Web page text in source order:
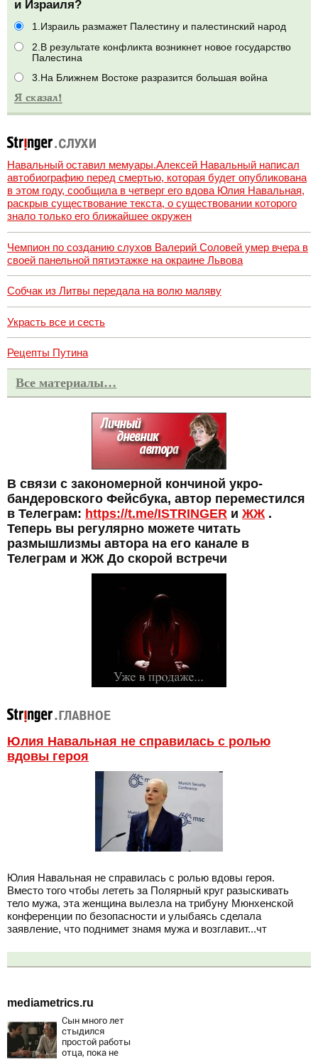
и Израиля?
1.Израиль размажет Палестину и палестинский народ
2.В результате конфликта возникнет новое государство
Палестина
3.На Ближнем Востоке разразится большая война
Навальный оставил мемуары.Алексей Навальный написал
автобиографию перед смертью, которая будет опубликована
в этом году, сообщила в четверг его вдова Юлия Навальная,
раскрыв существование текста, о существовании которого
знало только его ближайшее окружен
Чемпион по созданию слухов Валерий Соловей умер вчера в
своей панельной пятиэтажке на окраине Львова
Собчак из Литвы передала на волю маляву
Украсть все и сесть
Рецепты Путина
Все материалы…
В связи с закономерной кончиной укро-
бандеровского Фейсбука, автор переместился
в Телеграм: https://t.me/ISTRINGER и ЖЖ .
Теперь вы регулярно можете читать
размышлизмы автора на его канале в
Телеграм и ЖЖ До скорой встречи
Юлия Навальная не справилась с ролью
вдовы героя
Юлия Навальная не справилась с ролью вдовы героя.
Вместо того чтобы лететь за Полярный круг разыскивать
тело мужа, эта женщина вылезла на трибуну Мюнхенской
конференции по безопасности и улыбаясь сделала
заявление, что поднимет знамя мужа и возглавит...чт
mediametrics.ru
Сын много лет
стыдился
простой работы
отца, пока не